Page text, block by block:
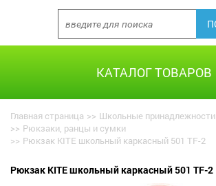
КАТАЛОГ ТОВАРОВ
Главная страница >> Школьные принадлежности
>> Рюкзаки, ранцы и сумки
>> Рюкзак KITE школьный каркасный 501 TF-2
Рюкзак KITE школьный каркасный 501 TF-2